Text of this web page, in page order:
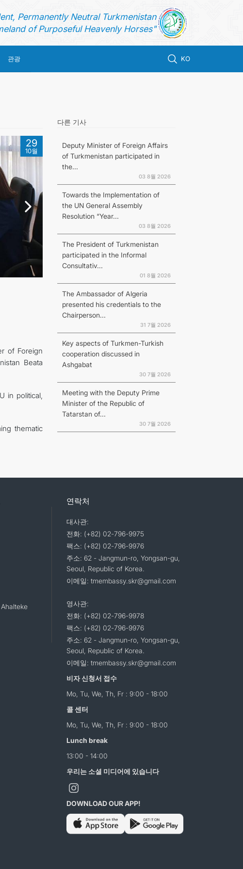
Permanently Neutral Turkmenistan
of Purposeful Heavenly Horses"
관광 KO
29
10월
of Foreign
Beata
in political,
thematic
다른 기사
Deputy Minister of Foreign Affairs
of Turkmenistan participated in
the...
03 8월 2026
Towards the Implementation of
the UN General Assembly
Resolution “Year...
03 8월 2026
The President of Turkmenistan
participated in the Informal
Consultativ...
01 8월 2026
The Ambassador of Algeria
presented his credentials to the
Chairperson...
31 7월 2026
Key aspects of Turkmen-Turkish
cooperation discussed in
Ashgabat
30 7월 2026
Meeting with the Deputy Prime
Minister of the Republic of
Tatarstan of...
30 7월 2026
연락처
대사관:
전화: (+82) 02-796-9975
팩스: (+82) 02-796-9976
주소: 62 - Jangmun-ro, Yongsan-gu,
Seoul, Republic of Korea.
이메일: tmembassy.skr@gmail.com
영사관:
전화: (+82) 02-796-9978
팩스: (+82) 02-796-9976
주소: 62 - Jangmun-ro, Yongsan-gu,
Seoul, Republic of Korea.
이메일: tmembassy.skr@gmail.com
비자 신청서 접수
Mo, Tu, We, Th, Fr : 9:00 - 18:00
콜 센터
Mo, Tu, We, Th, Fr : 9:00 - 18:00
Lunch break
13:00 - 14:00
우리는 소셜 미디어에 있습니다
DOWNLOAD OUR APP!